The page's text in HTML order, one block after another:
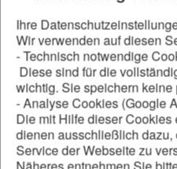
Ihre
Wir verwenden auf diesen
- Technisch notwendige
Diese sind für die
wichtig. Sie speichern
- Analyse Cookies (Google
Die mit Hilfe dieser
dienen ausschließlich
Service der Webseite zu
Be our forward
DU...
hast ein
eine technische
Techniker/Meister
verfügst über Erfahrung